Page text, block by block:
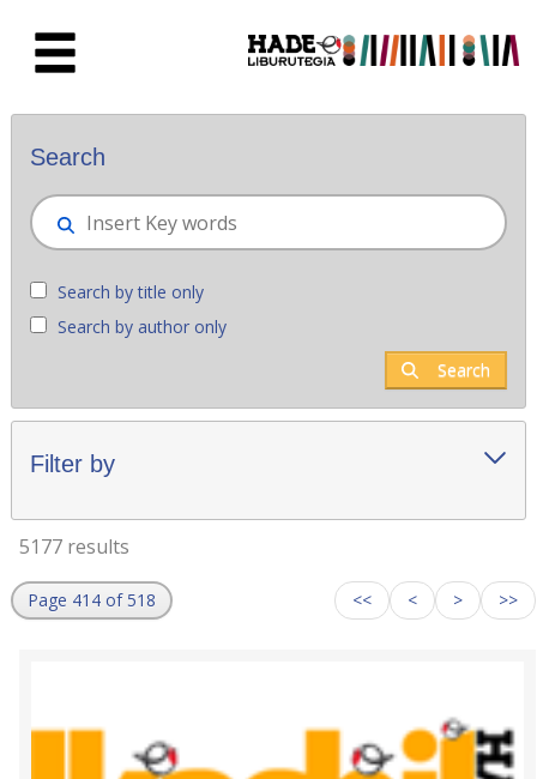
New books - Liburutegia
Search
Search by title only
Search by author only
Search
Filter by
5177 results
Page 414 of 518 << < > >>